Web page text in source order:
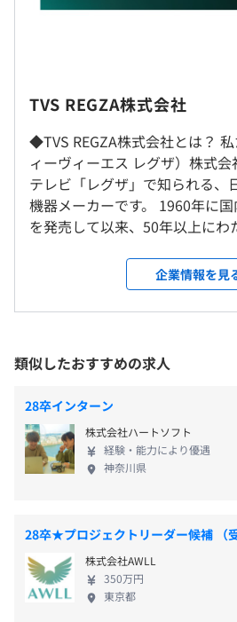
JR線 川崎駅徒歩7分
京急川崎駅徒歩6分
・年末年始休暇
・地域手当
・一人暮らしの方には住宅手当と
されます
社会保険完備（健康保険・厚生年
東芝健康保険組合加入
研修の有無及び内容
メンター制度
社内教育、社内勉強会の開催
外部セミナーの参加
自己啓発支援の有無及びその内容
自己啓発費用の一部補助
メンター制度の有無
あり
なし
なし
前年度の有給休暇の平均取得日数
22.0日
前事業年度の育児休業取得者数／
TVS REGZA株式会社​
◆TVS REGZA株式会社​とは？ 私
ィーヴィーエス レグザ）株式
テレビ「レグザ」で知られる、
機器メーカーです。 1960年に
を発売して以来、50年以上にわ
レビだけでなく、録画機やクラ
像に関わるさまざまな製品・サ
ます。 大画面で高画質高音質
LED液晶テレビや、2025年4月
像を楽しめるレーザープロジェ
ど、様々な映像の楽しみ方を提
た、全国500万台規模のテレビ
視聴データを活用したデータ分
をサービス開発に活用し、ユー
新たな価値を生み出す取り組
手エンジニアが活躍できる環境
や部署の壁がなく、誰でも意見
OJTや研修制度、資格取得やセ
も充実しており、技術をしっか
できる環境です。 また、働き
企業情報を見
類似したおすすめの求人
28卒インターン
株式会社ハートソフト
経験・能力により優遇
神奈川県
28卒★プロジェクトリーダー候補 （
株式会社AWLL
350万円
東京都